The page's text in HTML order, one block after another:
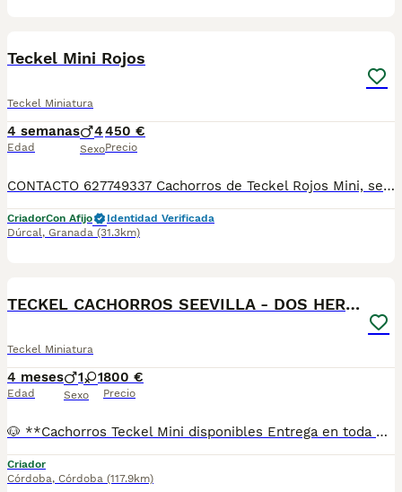
Teckel Mini Rojos
Teckel Miniatura
4 semanas
Edad
4
Sexo
450 €
Precio
CONTACTO 627749337 Cachorros de Teckel Rojos Mini, se entregan vacunados, desparasitados con su cartilla veterinaria. Criador profesional con afijo de la RSCE y FCI Centro de cria autorizado con núcleo zoológico Registro de criador autorizado
CriadorCon Afijo
Identidad Verificada
Dúrcal, Granada (31.3km)
TECKEL CACHORROS SEEVILLA - DOS HERMANAS
Teckel Miniatura
4 meses
Edad
1 1
Sexo
800 €
Precio
🐶 **Cachorros Teckel Mini disponibles Entrega en toda España** Si buscas un Teckel Mini criado con dedicación, salud y una excelente socialización desde sus primeras semanas de vida, estaremos encantados de ayudarte. 🚚 Realizamos entregas en toda España, con especial frecuencia en **Andalucía**: Sevilla, Málaga, Cádiz, Córdoba, Granada, Jaén, Huelva y Almería. También entregamos habitualmente en Marbella, Jerez de la Frontera, Estepona, Fuengirola, Benalmádena, Mijas, Dos Hermanas y cualquier punto de España. **Entrega 100% a contrarreembolso.** No tendrás que adelantar el importe del cachorro. Lo recibirás en la puerta de tu casa mediante transporte especializado y podrás comprobar que todo está correcto antes de realizar el pago. Nuestros cachorros se entregan: ✅ Vacunados y desparasitados según su edad. ✅ Con microchip, cartilla veterinaria y documentación al día. ✅ Revisados veterinariamente antes de salir de nuestras instalaciones. ✅ Procedentes de excelentes líneas, seleccionadas por salud, carácter y morfología. ✅ Perfectamente socializados y acostumbrados al contacto diario con personas. ✅ Iniciados en el aprendizaje para hacer sus necesidades sobre empapador, facilitando su adaptación al nuevo hogar. ✅ Con asesoramiento personalizado antes y después de la entrega. Nuestro objetivo no es vender un cachorro más. Queremos que cada familia reciba un compañero sano, equilibrado y criado con el máximo cuidado desde el primer día. 📩 Si deseas fotografías, vídeos o más información, escríbenos por privado. Estaremos encantados de ayudarte a encontrar el compañero perfecto670864332
Criador
Córdoba, Córdoba (117.9km)